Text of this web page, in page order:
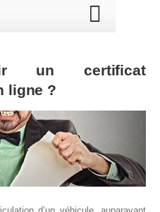
un certificat
ligne ?